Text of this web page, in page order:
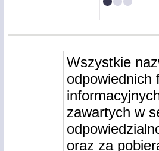
Wszystkie
odpowiednich
zawartych w
oraz za